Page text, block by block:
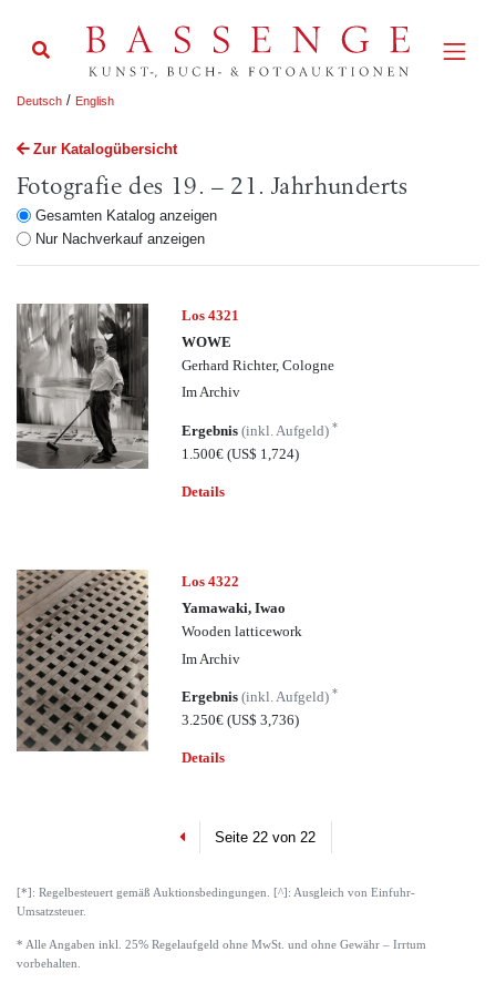
Deutsch / English
Zur Katalogübersicht
Fotografie des 19. – 21. Jahrhunderts
Gesamten Katalog anzeigen
Nur Nachverkauf anzeigen
Los 4321
WOWE
Gerhard Richter, Cologne
Im Archiv
Ergebnis(inkl. Aufgeld)*
1.500€(US$ 1,724)
Details
Los 4322
Yamawaki, Iwao
Wooden latticework
Im Archiv
Ergebnis(inkl. Aufgeld)*
3.250€(US$ 3,736)
Details
PreviousSeite 22 von 22
[*]: Regelbesteuert gemäß Auktionsbedingungen. [^]: Ausgleich von Einfuhr-
Umsatzsteuer.
* Alle Angaben inkl. 25% Regelaufgeld ohne MwSt. und ohne Gewähr – Irrtum
vorbehalten.